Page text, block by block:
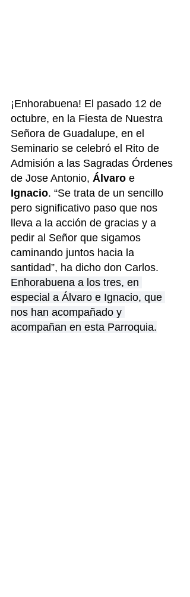
¡Enhorabuena! El pasado 12 de
octubre, en la Fiesta de Nuestra
Señora de Guadalupe, en el
Seminario se celebró el Rito de
Admisión a las Sagradas Órdenes
de Jose Antonio, Álvaro e
Ignacio. “Se trata de un sencillo
pero significativo paso que nos
lleva a la acción de gracias y a
pedir al Señor que sigamos
caminando juntos hacia la
santidad”, ha dicho don Carlos.
Enhorabuena a los tres, en
especial a Álvaro e Ignacio, que
nos han acompañado y
acompañan en esta Parroquia.